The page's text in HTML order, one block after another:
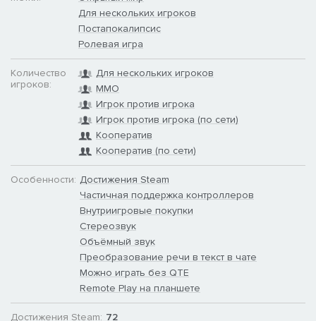
Для нескольких игроков
Постапокалипсис
Ролевая игра
Количество
игроков:
Для нескольких игроков
MMO
Игрок против игрока
Игрок против игрока (по сети)
Кооператив
Кооператив (по сети)
Особенности: Достижения Steam
Частичная поддержка контроллеров
Внутриигровые покупки
Стереозвук
Объёмный звук
Преобразование речи в текст в чате
Можно играть без QTE
Remote Play на планшете
Достижения Steam: 72